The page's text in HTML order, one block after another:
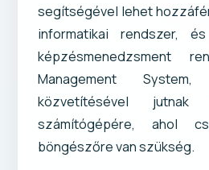
segítségével lehet
informatikai rendszer,
képzésmenedzsment
Management
közvetítésével
számítógépére, ahol
böngészőre van szükség.